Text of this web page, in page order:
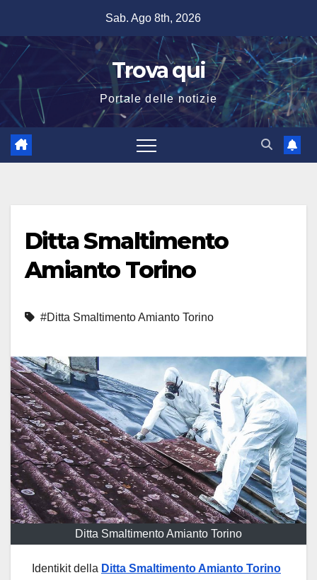
contenuto
Sab. Ago 8th, 2026
Trova qui
Portale delle notizie
Ditta Smaltimento
Amianto Torino
#Ditta Smaltimento Amianto Torino
Ditta Smaltimento Amianto Torino
Identikit della Ditta Smaltimento Amianto Torino